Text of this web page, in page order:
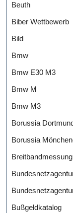
Beuth
Biber Wettbewerb
Bild
Bmw
Bmw E30 M3
Bmw M
Bmw M3
Borussia
Borussia
Breitbandmessung
Bußgeldkatalog